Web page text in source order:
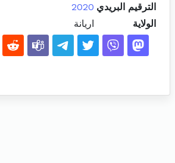
الترقيم البريدي 2020
الولاية
اريانة